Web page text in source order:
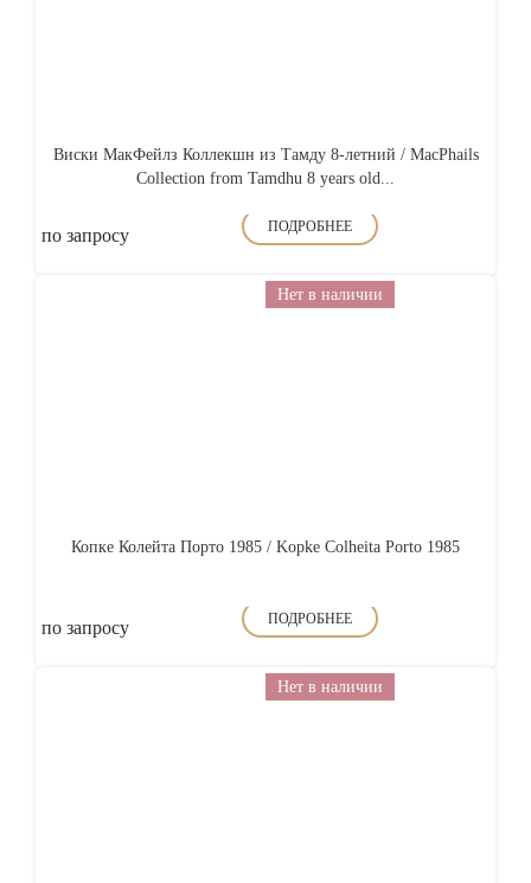
Виски МакФейлз Коллекшн из Тамду 8-летний / MacPhails
Collection from Tamdhu 8 years old...
по запросу ПОДРОБНЕЕ
Нет в наличии
Копке Колейта Порто 1985 / Kopke Colheita Porto 1985
по запросу ПОДРОБНЕЕ
Нет в наличии